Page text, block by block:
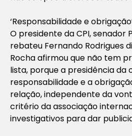
‘Responsabilidade e
O presidente da CPI, senador
rebateu Fernando Rodrigues
Rocha afirmou que não tem
lista, porque a presidência da
responsabilidade e a
relação, independente da
critério da associação
investigativos para dar